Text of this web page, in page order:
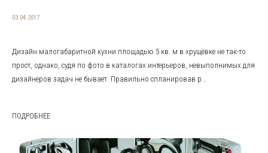
03.04.2017
Дизайн малогабаритной кухни площадью 5 кв. м в хрущёвке не так-то
прост, однако, судя по фото в каталогах интерьеров, невыполнимых для
дизайнеров задач не бывает. Правильно спланировав р...
ПОДРОБНЕЕ